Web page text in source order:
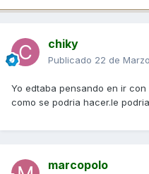
chiky
Publicado 22 de
Yo edtaba pensando en ir
como se podria hacer.le
marcopolo